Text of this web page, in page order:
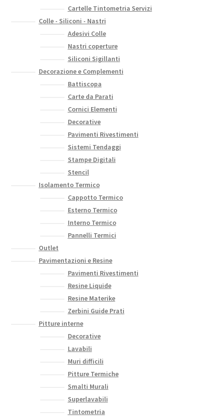
Cartelle Tintometria Servizi
Colle - Siliconi - Nastri
Adesivi Colle
Nastri coperture
Siliconi Sigillanti
Decorazione e Complementi
Battiscopa
Carte da Parati
Cornici Elementi
Decorative
Pavimenti Rivestimenti
Sistemi Tendaggi
Stampe Digitali
Stencil
Isolamento Termico
Cappotto Termico
Esterno Termico
Interno Termico
Pannelli Termici
Outlet
Pavimentazioni e Resine
Pavimenti Rivestimenti
Resine Liquide
Resine Materike
Zerbini Guide Prati
Pitture interne
Decorative
Lavabili
Muri difficili
Pitture Termiche
Smalti Murali
Superlavabili
Tintometria